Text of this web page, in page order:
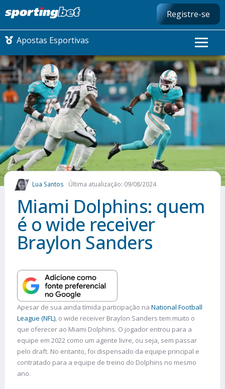
Registre-se
Apostas Esportivas
CONMEBOL LIBERTADORES
FUTEBOL NACIONAL
FUTEBOL INTERNACIONAL
COMO APOSTAR
MAIS ESPORTES
Lua Santos Última atualização: 09/08/2024
Miami Dolphins: quem
é o wide receiver
Braylon Sanders
Apesar de sua ainda tímida participação na National Football
League (NFL), o wide receiver Braylon Sanders tem muito o
que oferecer ao Miami Dolphins. O jogador entrou para a
equipe em 2022 como um agente livre, ou seja, sem passar
pelo draft. No entanto, foi dispensado da equipe principal e
contratado para a equipe de treino do Dolphins no mesmo
ano.